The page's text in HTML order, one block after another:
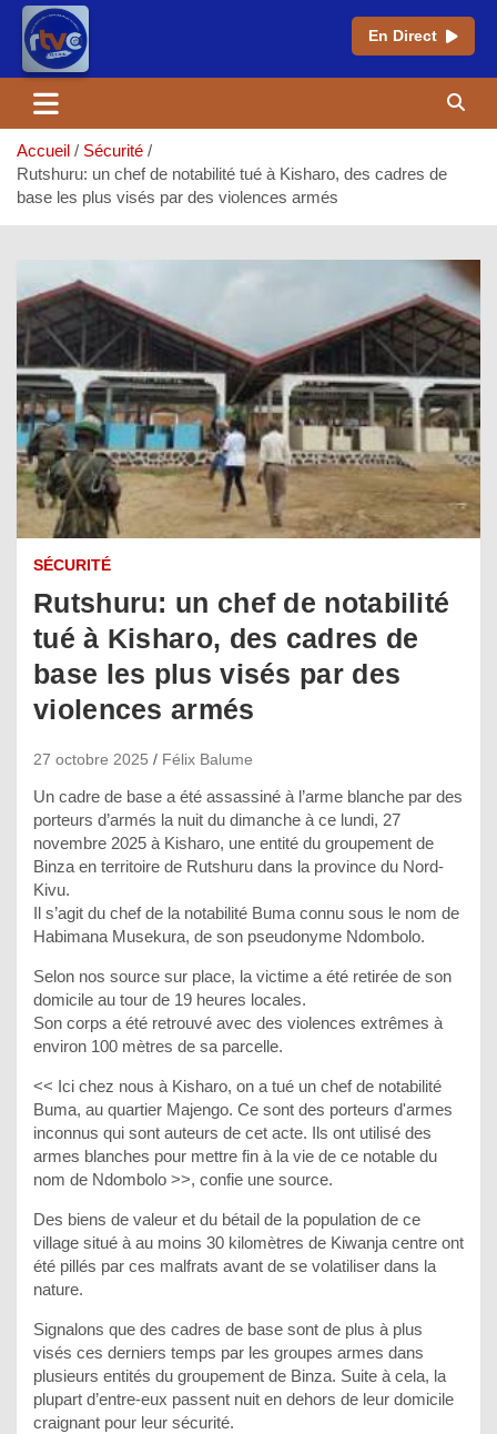
En Direct
contenu
Accueil
Sécurité
Rutshuru: un chef de notabilité tué à Kisharo, des cadres de
base les plus visés par des violences armés
SÉCURITÉ
Rutshuru: un chef de notabilité
tué à Kisharo, des cadres de
base les plus visés par des
violences armés
27 octobre 2025 Félix Balume
Un cadre de base a été assassiné à l’arme blanche par des
porteurs d’armés la nuit du dimanche à ce lundi, 27
novembre 2025 à Kisharo, une entité du groupement de
Binza en territoire de Rutshuru dans la province du Nord-
Kivu.
Il s’agit du chef de la notabilité Buma connu sous le nom de
Habimana Musekura, de son pseudonyme Ndombolo.
Selon nos source sur place, la victime a été retirée de son
domicile au tour de 19 heures locales.
Son corps a été retrouvé avec des violences extrêmes à
environ 100 mètres de sa parcelle.
<< Ici chez nous à Kisharo, on a tué un chef de notabilité
Buma, au quartier Majengo. Ce sont des porteurs d'armes
inconnus qui sont auteurs de cet acte. Ils ont utilisé des
armes blanches pour mettre fin à la vie de ce notable du
nom de Ndombolo >>, confie une source.
Des biens de valeur et du bétail de la population de ce
village situé à au moins 30 kilomètres de Kiwanja centre ont
été pillés par ces malfrats avant de se volatiliser dans la
nature.
Signalons que des cadres de base sont de plus à plus
visés ces derniers temps par les groupes armes dans
plusieurs entités du groupement de Binza. Suite à cela, la
plupart d’entre-eux passent nuit en dehors de leur domicile
craignant pour leur sécurité.